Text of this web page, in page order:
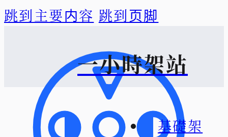
跳到主要内容 跳到页脚
一小時架站
基礎架